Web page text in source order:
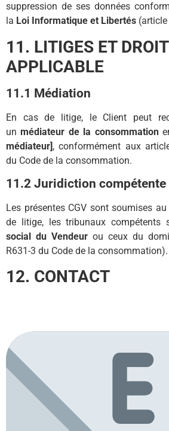
suppression de ses données
la Loi Informatique et Libertés
11. LITIGES ET DROIT
APPLICABLE
11.1 Médiation
En cas de litige, le Client peut
unmédiateur de la consommation
médiateur], conformément aux
du Code de la consommation.
11.2 Juridiction compétente
Les présentes CGV sont soumises
de litige, les tribunaux compétents
social du Vendeur ou ceux du
R631-3 du Code de la consommation).
12. CONTACT